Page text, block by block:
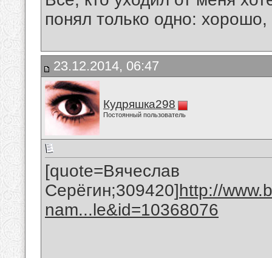
понял только одно:
23.12.2014, 06:47
Кудряшка298
Постоянный пользователь
[quote=Вячеслав
Серёгин;309420]http://
nam...le&id=10368076